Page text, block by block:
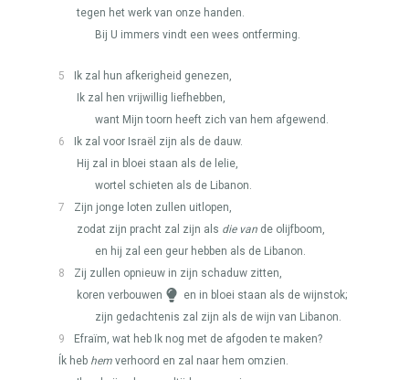
tegen het werk van onze handen.
Bij U immers vindt een wees ontferming.
5
Ik zal hun afkerigheid genezen,
Ik zal hen vrijwillig liefhebben,
want Mijn toorn heeft zich van hem afgewend.
6
Ik zal voor Israël zijn als de dauw.
Hij zal in bloei staan als de lelie,
wortel schieten als de Libanon.
7
Zijn jonge loten zullen uitlopen,
zodat zijn pracht zal zijn als die van de olijfboom,
en hij zal een geur hebben als de Libanon.
8
Zij zullen opnieuw in zijn schaduw zitten,
koren verbouwen
en in bloei staan als de wijnstok;
zijn gedachtenis zal zijn als de wijn van Libanon.
9
Efraïm, wat heb Ik nog met de afgoden te maken?
Ík heb hem verhoord en zal naar hem omzien.